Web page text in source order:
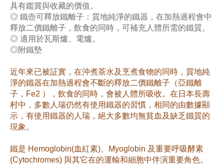
具有鑑賞與收藏的價值。
◎ 鐵壺可釋放鐵離子：質地純淨的鐵器，在加熱過程會中
釋放二價鐵離子，飲食的同時，可補充人體所需的鐵質。
◎ 適用於瓦斯爐、電爐。
◎附鐵墊
近年來已被証實，在沖煮茶水及烹煮食物的同時，質地純
淨的鐵器在加熱過程會不斷的釋放二價鐵離子（亞鐵離
子，Fe2 ），飲食的同時，會被人體所吸收。在日本長壽
村中，多數人瑞仍然有使用鐵器的習慣，相同的由數據顯
示，有使用鐵器的人瑞，絕大多數均無貧血及缺乏鐵質的
現象。
鐵是 Hemoglobin(血紅素)、Myoglobin 及重要呼吸酵素
(Cytochromes) 與其它在的運輸和細胞中伴演重要角色。